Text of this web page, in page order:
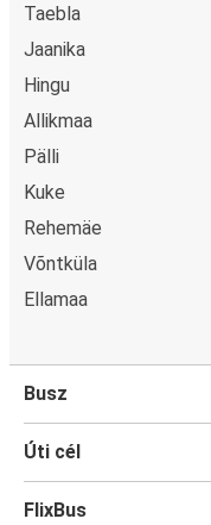
Taebla
Jaanika
Hingu
Allikmaa
Pälli
Kuke
Rehemäe
Võntküla
Ellamaa
Busz
Úti cél
FlixBus